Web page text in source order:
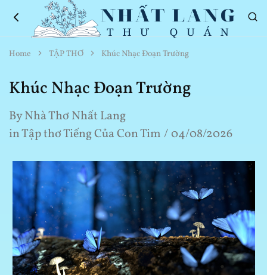
Nhất
Lang
Quán
Thơ
Hay
Cuộc
Sống
Home TẬP THƠ Khúc Nhạc Đoạn Trường
Khúc Nhạc Đoạn Trường
ByNhà Thơ Nhất Lang
inTập thơ Tiếng Của Con Tim 04/08/2026